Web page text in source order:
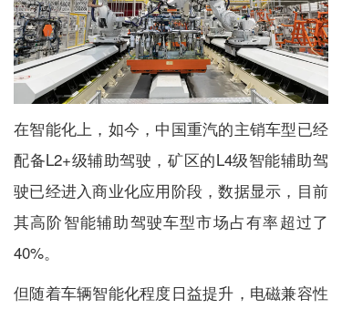
在智能化上，如今，中国重汽的主销车型已经
配备L2+级辅助驾驶，矿区的L4级智能辅助驾
驶已经进入商业化应用阶段，数据显示，目前
其高阶智能辅助驾驶车型市场占有率超过了
40%。
但随着车辆智能化程度日益提升，电磁兼容性